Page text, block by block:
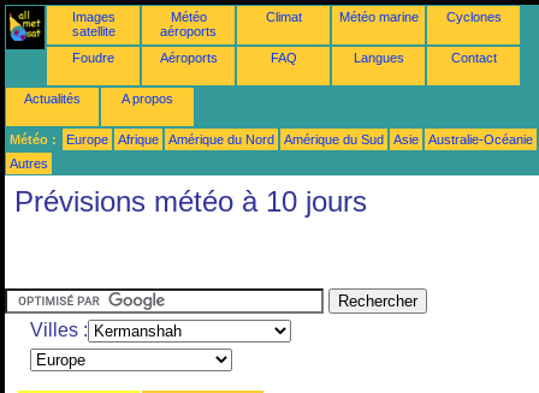
Images
satellite
Météo
aéroports
Climat Météo marine Cyclones
Foudre Aéroports FAQ Langues Contact
Actualités A propos
Météo : Europe Afrique Amérique du Nord Amérique du Sud Asie
Australie-Océanie
Autres
Prévisions météo à 10 jours
Villes :